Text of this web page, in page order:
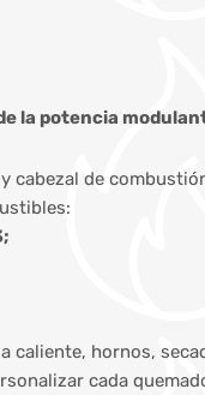
la potencia
cabezal de
caliente, hornos,
cada